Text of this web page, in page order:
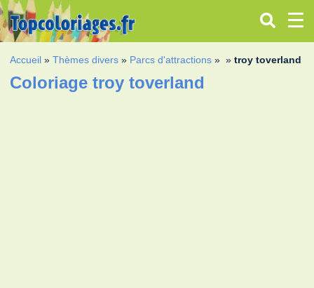
Accueil »Thèmes divers » Parcs d'attractions » »troy toverland
Coloriage troy toverland